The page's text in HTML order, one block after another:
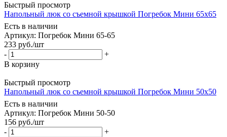
Быстрый просмотр
Напольный люк со съемной крышкой Погребок Мини 65х65
Есть в наличии
Артикул: Погребок Мини 65-65
233 руб./шт
-
+
В корзину
Быстрый просмотр
Напольный люк со съемной крышкой Погребок Мини 50х50
Есть в наличии
Артикул: Погребок Мини 50-50
156 руб./шт
-
+